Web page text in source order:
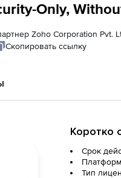
Only,
fee for 100
Zoho Corporation Pvt.
Скопировать ссылку
Коротко
Срок
Тип